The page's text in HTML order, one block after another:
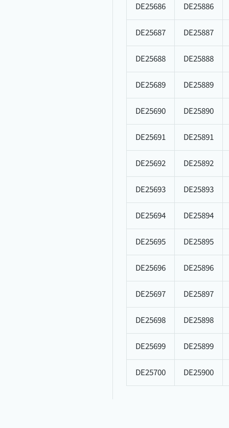
DE25686 DE25886
DE25687 DE25887
DE25688 DE25888
DE25689 DE25889
DE25690 DE25890
DE25691 DE25891
DE25692 DE25892
DE25693 DE25893
DE25694 DE25894
DE25695 DE25895
DE25696 DE25896
DE25697 DE25897
DE25698 DE25898
DE25699 DE25899
DE25700 DE25900